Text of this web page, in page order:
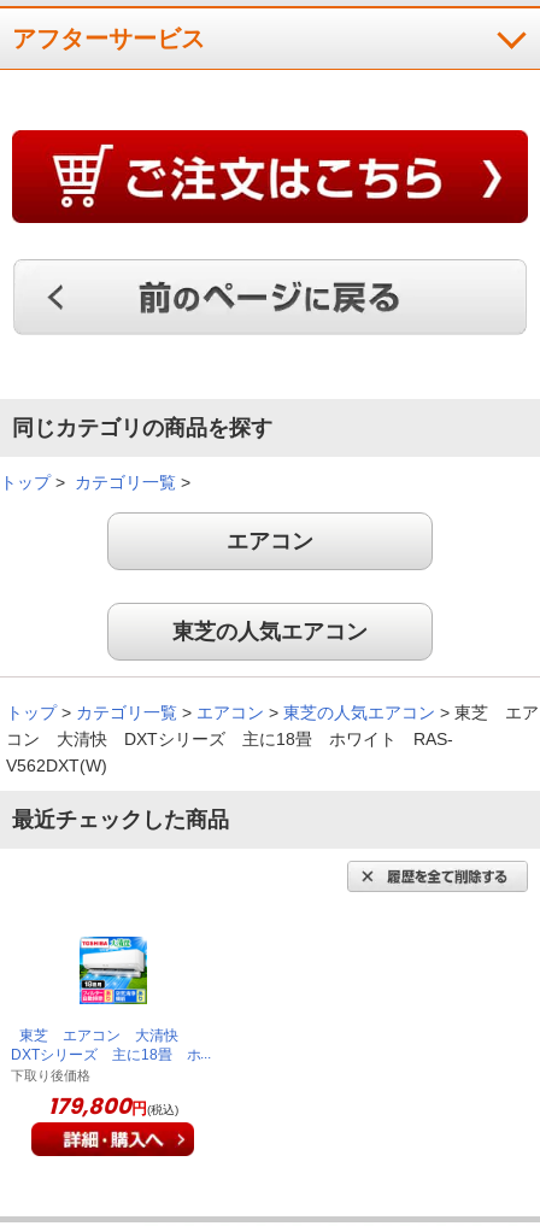
アフターサービス
同じカテゴリの商品を探す
トップ> カテゴリ一覧 >
エアコン
東芝の人気エアコン
トップ > カテゴリ一覧 > エアコン > 東芝の人気エアコン > 東芝 エア
コン 大清快 DXTシリーズ 主に18畳 ホワイト RAS-
V562DXT(W)
最近チェックした商品
東芝 エアコン 大清快
DXTシリーズ 主に18畳 ホ
ワイト RAS-V562DXT(W)
下取り後価格
179,800円(税込)